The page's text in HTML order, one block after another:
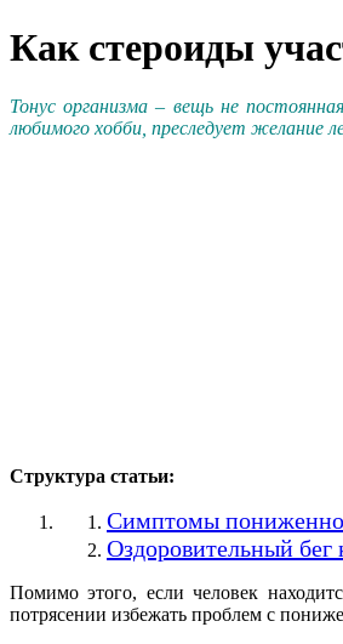
Как стероиды
Тонус организма – вещь не
любимого хобби, преследует желание
Структура статьи:
Симптомы
Оздоровительный бег
Помимо этого, если человек
потрясении избежать проблем с